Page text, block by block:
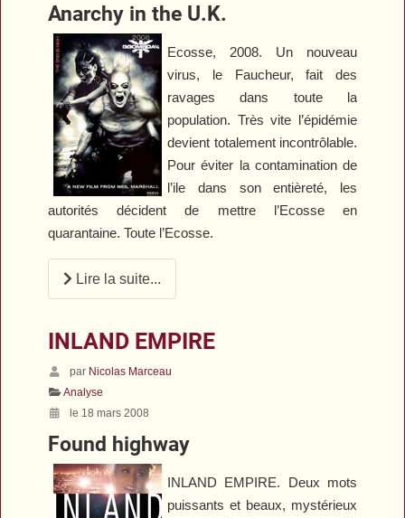
Anarchy in the U.K.
Ecosse, 2008. Un nouveau
virus, le Faucheur, fait des
ravages dans toute la
population. Très vite l’épidémie
devient totalement incontrôlable.
Pour éviter la contamination de
l’ile dans son entièreté, les
autorités décident de mettre l’Ecosse en
quarantaine. Toute l’Ecosse.
Lire la suite...
INLAND EMPIRE
par Nicolas Marceau
Analyse
le 18 mars 2008
Found highway
INLAND EMPIRE. Deux mots
puissants et beaux, mystérieux